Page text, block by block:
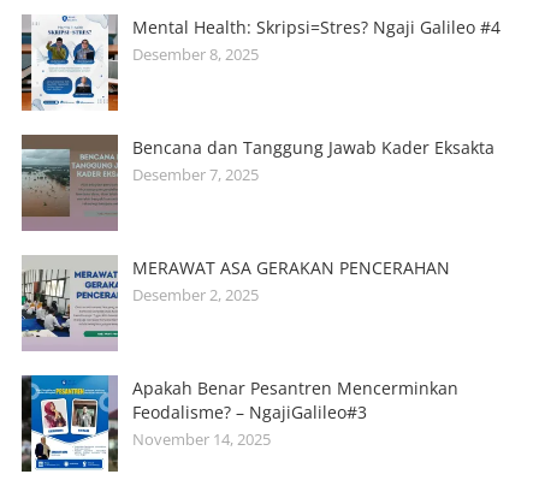
Mental Health: Skripsi=Stres? Ngaji Galileo #4
Desember 8, 2025
Bencana dan Tanggung Jawab Kader Eksakta
Desember 7, 2025
MERAWAT ASA GERAKAN PENCERAHAN
Desember 2, 2025
Apakah Benar Pesantren Mencerminkan
Feodalisme? – NgajiGalileo#3
November 14, 2025